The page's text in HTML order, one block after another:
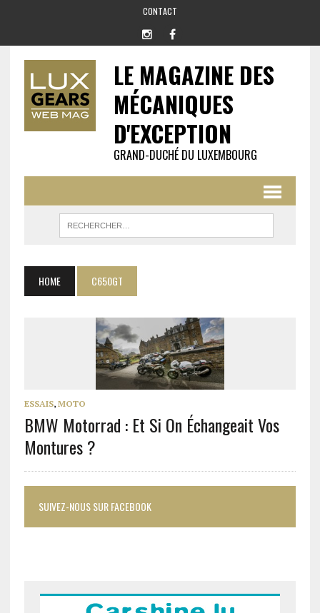
CONTACT
LE MAGAZINE DES
MÉCANIQUES
D'EXCEPTION
GRAND-DUCHÉ DU LUXEMBOURG
HOME C650GT
ESSAIS, MOTO
BMW Motorrad : Et Si On Échangeait Vos
Montures ?
SUIVEZ-NOUS SUR FACEBOOK